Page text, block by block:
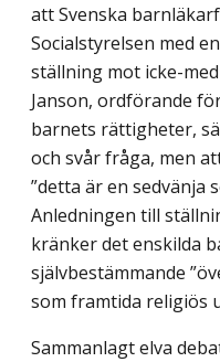
att Svenska
Socialstyrelsen med
ställning mot icke-
Janson, ordförande
barnets rättigheter,
och svår fråga, men
”detta är en sedvänja
Anledningen till
kränker det enskilda
självbestäm­mande
som framtida religiös
Sammanlagt elva